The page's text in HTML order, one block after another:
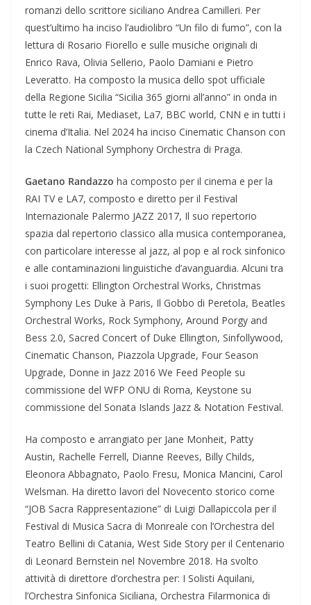
romanzi dello scrittore siciliano Andrea Camilleri. Per
quest’ultimo ha inciso l’audiolibro “Un filo di fumo”, con la
lettura di Rosario Fiorello e sulle musiche originali di
Enrico Rava, Olivia Sellerio, Paolo Damiani e Pietro
Leveratto. Ha composto la musica dello spot ufficiale
della Regione Sicilia “Sicilia 365 giorni all’anno” in onda in
tutte le reti Rai, Mediaset, La7, BBC world, CNN e in tutti i
cinema d’Italia. Nel 2024 ha inciso Cinematic Chanson con
la Czech National Symphony Orchestra di Praga.
Gaetano Randazzo ha composto per il cinema e per la
RAI TV e LA7, composto e diretto per il Festival
Internazionale Palermo JAZZ 2017, Il suo repertorio
spazia dal repertorio classico alla musica contemporanea,
con particolare interesse al jazz, al pop e al rock sinfonico
e alle contaminazioni linguistiche d’avanguardia. Alcuni tra
i suoi progetti: Ellington Orchestral Works, Christmas
Symphony Les Duke à Paris, Il Gobbo di Peretola, Beatles
Orchestral Works, Rock Symphony, Around Porgy and
Bess 2.0, Sacred Concert of Duke Ellington, Sinfollywood,
Cinematic Chanson, Piazzola Upgrade, Four Season
Upgrade, Donne in Jazz 2016 We Feed People su
commissione del WFP ONU di Roma, Keystone su
commissione del Sonata Islands Jazz & Notation Festival.
Ha composto e arrangiato per Jane Monheit, Patty
Austin, Rachelle Ferrell, Dianne Reeves, Billy Childs,
Eleonora Abbagnato, Paolo Fresu, Monica Mancini, Carol
Welsman. Ha diretto lavori del Novecento storico come
“JOB Sacra Rappresentazione” di Luigi Dallapiccola per il
Festival di Musica Sacra di Monreale con l’Orchestra del
Teatro Bellini di Catania, West Side Story per il Centenario
di Leonard Bernstein nel Novembre 2018. Ha svolto
attività di direttore d’orchestra per: I Solisti Aquilani,
l’Orchestra Sinfonica Siciliana, Orchestra Filarmonica di